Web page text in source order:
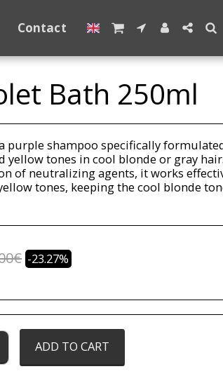
Contact
Bath 250ml
purple shampoo specifically
yellow tones in cool blonde or gray
of neutralizing agents, it works
tones, keeping the cool blonde
€ -23.27%
ADD TO CART